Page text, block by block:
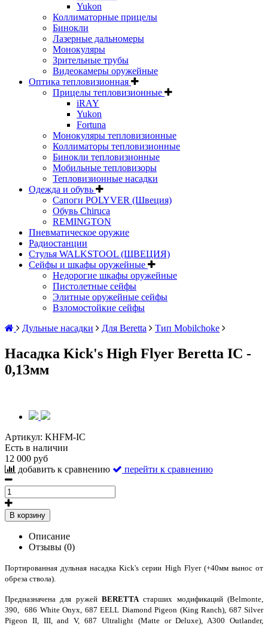
Yukon
Коллиматорные прицелы
Бинокли
Лазерные дальномеры
Монокуляры
Зрительные трубы
Видеокамеры оружейные
Оптика тепловизионная
Прицелы тепловизионные
iRAY
Yukon
Fortuna
Монокуляры тепловизионные
Коллиматоры тепловизионные
Бинокли тепловизионные
Мобильные тепловизоры
Тепловизионные насадки
Одежда и обувь
Сапоги POLYVER (Швеция)
Обувь Chiruca
REMINGTON
Пневматическое оружие
Радиостанции
Стулья WALKSTOOL (ЩВЕЦИЯ)
Сейфы и шкафы оружейные
Недорогие шкафы оружейные
Пистолетные сейфы
Элитные оружейные сейфы
Взломостойкие сейфы
Дульные насадки
Для Beretta Тип Mobilchoke
Насадка Kick's High Flyer Beretta IC -
0,13мм
Артикул: KHFM-IC
Есть в наличии
12 000 руб
добавить к сравнению
перейти к сравнению
В корзину
Описание
Отзывы (0)
Портированная дульная насадка Kick's серии High Flyer (+40мм вынос от
обреза ствола).
Предназначена для ружей BERETTA старших модификаций (Belmonte,
390, 686 White Onyx, 687 EELL Diamond Pigeon (King Ranch), 687 Silver
Pigeon II, III, and V, 687 Ultralight (Matte or Deluxe), A300 Outlander,